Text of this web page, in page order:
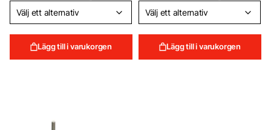
Lägg till i varukorgen Lägg till i varukorgen